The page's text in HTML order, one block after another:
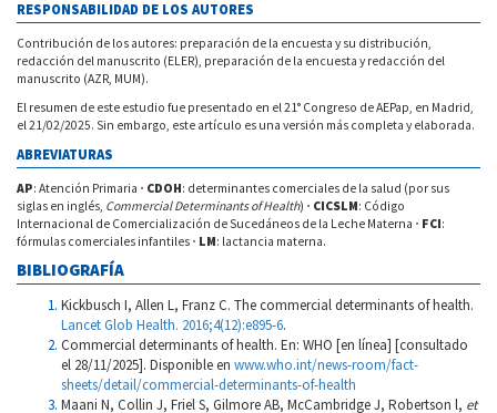
RESPONSABILIDAD DE LOS AUTORES
Contribución de los autores: preparación de la encuesta y su distribución,
redacción del manuscrito (ELER), preparación de la encuesta y redacción del
manuscrito (AZR, MUM).
El resumen de este estudio fue presentado en el 21° Congreso de AEPap, en Madrid,
el 21/02/2025. Sin embargo, este artículo es una versión más completa y elaborada.
ABREVIATURAS
AP: Atención Primaria · CDOH: determinantes comerciales de la salud (por sus
siglas en inglés, Commercial Determinants of Health) · CICSLM: Código
Internacional de Comercialización de Sucedáneos de la Leche Materna · FCI:
fórmulas comerciales infantiles · LM: lactancia materna.
BIBLIOGRAFÍA
Kickbusch I, Allen L, Franz C. The commercial determinants of health.
Lancet Glob Health. 2016;4(12):e895-6.
Commercial determinants of health. En: WHO [en línea] [consultado
el 28/11/2025]. Disponible en www.who.int/news-room/fact-
sheets/detail/commercial-determinants-of-health
Maani N, Collin J, Friel S, Gilmore AB, McCambridge J, Robertson l, et